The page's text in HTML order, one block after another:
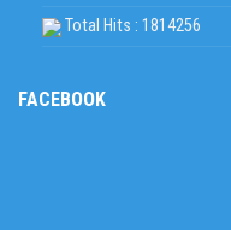
Total Hits : 1814256
FACEBOOK